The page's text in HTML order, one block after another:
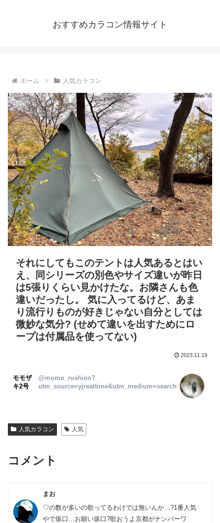
おすすめカラコン情報サイト
ホーム 人気カラコン
それにしてもこのテントは人気あるとはい
え、同シリーズの別色やサイズ違いが昨日
は5張りくらい見かけたな。お隣さんも色
違いだったし。 気に入ってるけど、あま
り流行りものが好きじゃない自分としては
微妙な気分? (せめて違いを出すためにロ
ープは付属品を使ってない)
2023.11.19
モモザ
キ2号
@momo_rushion?
utm_source=yjrealtime&utm_medium=search
人気カラコン 人気
コメント
まお
♡の数が多いの歌ってるわけでは無いんか…?1番人気
やで坂口…お願い坂口?歌おうよ京都がナンバーワ